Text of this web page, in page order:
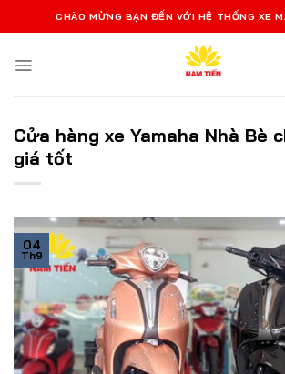
qua
dung
CHÀO MỪNG BẠN ĐẾN VỚI HỆ THỐNG XE
Cửa hàng xe Yamaha Nhà Bè
giá tốt
04
Th9